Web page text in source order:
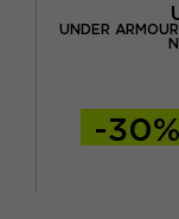
UNDER
-30%